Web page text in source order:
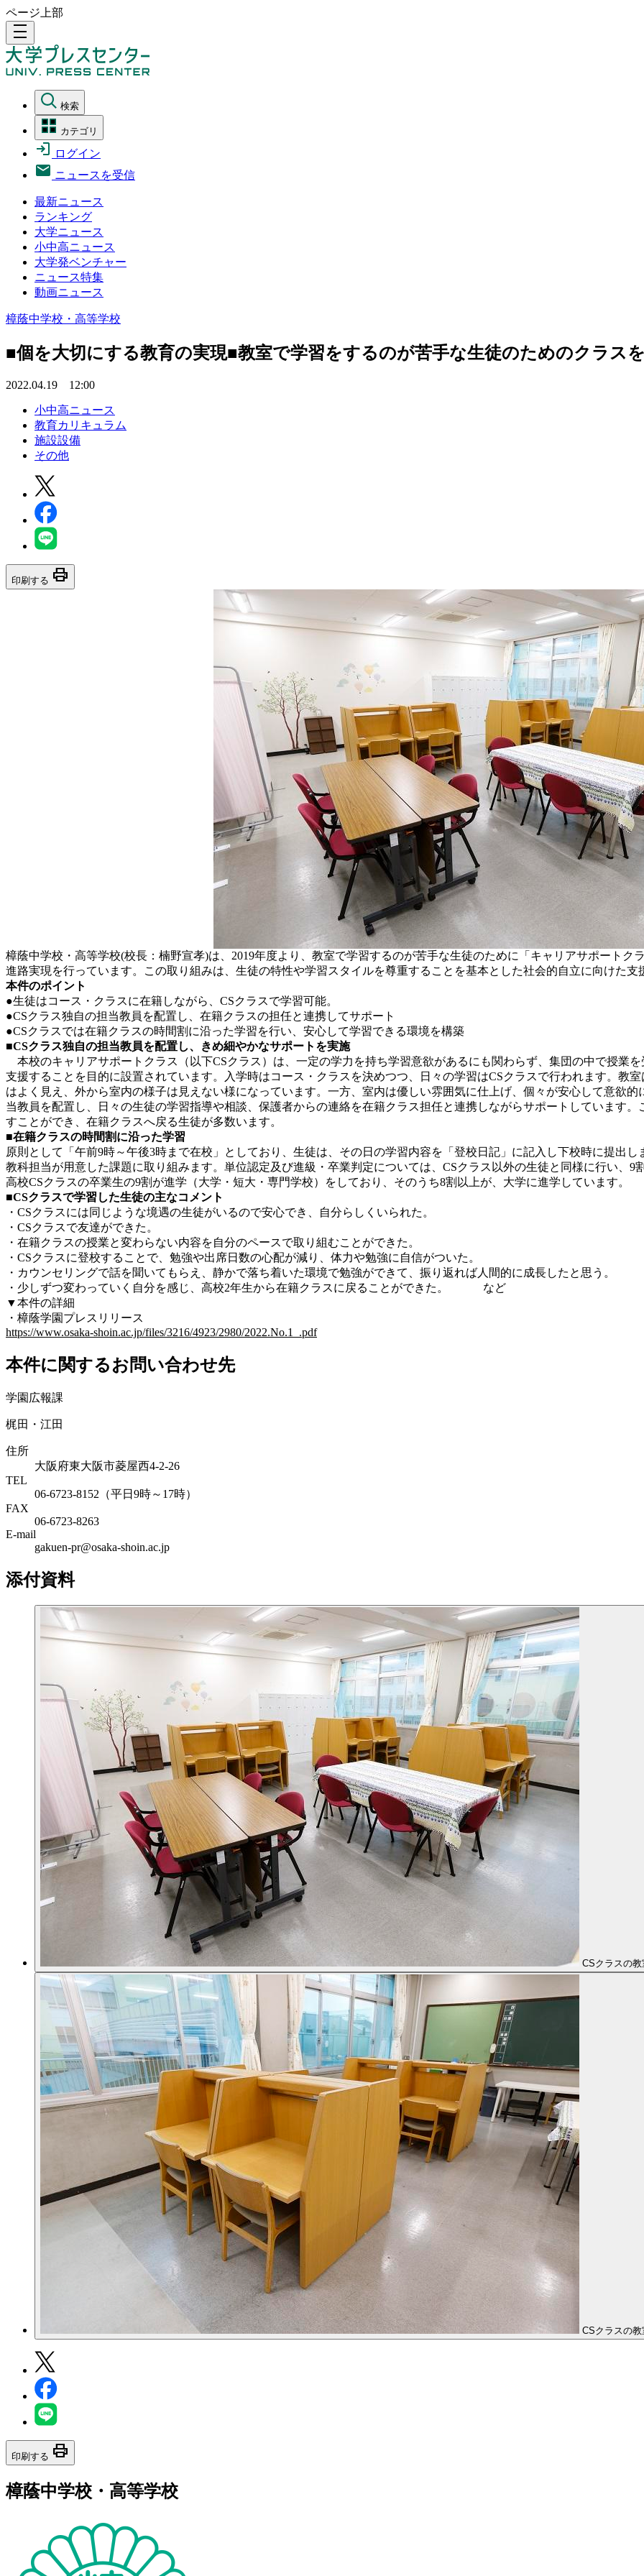
ページ上部
density_medium
検索
カテゴリ
ログイン
ニュースを受信
最新ニュース
ランキング
大学ニュース
小中高ニュース
大学発ベンチャー
ニュース特集
動画ニュース
樟蔭中学校・高等学校
■個を大切にする教育の実現■教室で学習をするのが苦手な生徒のためのクラス
2022.04.19 12:00
小中高ニュース
教育カリキュラム
施設設備
その他
印刷する print
樟蔭中学校・高等学校(校長：楠野宣孝)は、2019年度より、教室で学習するのが苦手な生徒のために「キャリアサポート
進路実現を行っています。この取り組みは、生徒の特性や学習スタイルを尊重することを基本とした社会的自立に向けた支
本件のポイント
●生徒はコース・クラスに在籍しながら、CSクラスで学習可能。
●CSクラス独自の担当教員を配置し、在籍クラスの担任と連携してサポート
●CSクラスでは在籍クラスの時間割に沿った学習を行い、安心して学習できる環境を構築
■CSクラス独自の担当教員を配置し、きめ細やかなサポートを実施
本校のキャリアサポートクラス（以下CSクラス）は、一定の学力を持ち学習意欲があるにも関わらず、集団の中で授業
支援することを目的に設置されています。入学時はコース・クラスを決めつつ、日々の学習はCSクラスで行われます。教
はよく見え、外から室内の様子は見えない様になっています。一方、室内は優しい雰囲気に仕上げ、個々が安心して意欲
当教員を配置し、日々の生徒の学習指導や相談、保護者からの連絡を在籍クラス担任と連携しながらサポートしています
すことができ、在籍クラスへ戻る生徒が多数います。
■在籍クラスの時間割に沿った学習
原則として「午前9時～午後3時まで在校」としており、生徒は、その日の学習内容を「登校日記」に記入し下校時に提出
教科担当が用意した課題に取り組みます。単位認定及び進級・卒業判定については、CSクラス以外の生徒と同様に行い、9
高校CSクラスの卒業生の9割が進学（大学・短大・専門学校）をしており、そのうち8割以上が、大学に進学しています。
■CSクラスで学習した生徒の主なコメント
・CSクラスには同じような境遇の生徒がいるので安心でき、自分らしくいられた。
・CSクラスで友達ができた。
・在籍クラスの授業と変わらない内容を自分のペースで取り組むことができた。
・CSクラスに登校することで、勉強や出席日数の心配が減り、体力や勉強に自信がついた。
・カウンセリングで話を聞いてもらえ、静かで落ち着いた環境で勉強ができて、振り返れば人間的に成長したと思う。
・少しずつ変わっていく自分を感じ、高校2年生から在籍クラスに戻ることができた。 など
▼本件の詳細
・樟蔭学園プレスリリース
https://www.osaka-shoin.ac.jp/files/3216/4923/2980/2022.No.1_.pdf
本件に関するお問い合わせ先
学園広報課
梶田・江田
住所
大阪府東大阪市菱屋西4-2-26
TEL
06-6723-8152（平日9時～17時）
FAX
06-6723-8263
E-mail
gakuen-pr@osaka-shoin.ac.jp
添付資料
CSクラスの
CSクラスの
印刷する print
樟蔭中学校・高等学校